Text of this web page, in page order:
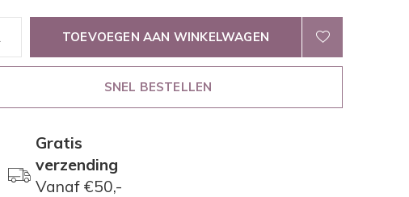
TOEVOEGEN AAN WINKELWAGEN
SNEL BESTELLEN
Gratis
verzending
Vanaf €50,-